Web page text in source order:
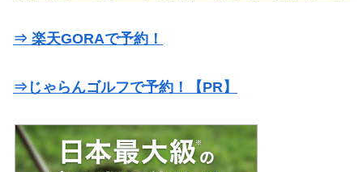
⇒ 楽天GORAで予約！
⇒じゃらんゴルフで予約！【PR】